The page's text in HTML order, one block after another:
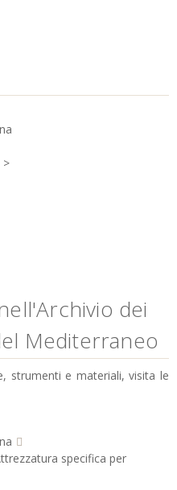
dei
Mediterraneo
strumenti e materiali, visita le
specifica per